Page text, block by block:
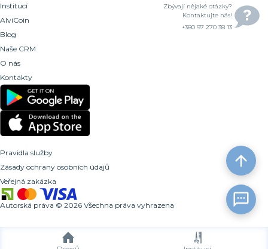
Institucí
AlviCoin
Blog
Naše CRM
O nás
Kontakty
Zbývají nějaké otázky?
Kontaktujte nás!
+380 97 270 38 13
Pravidla služby
Zásady ochrany osobních údajů
Veřejná zakázka
Autorská práva © 2026 Všechna práva vyhrazena